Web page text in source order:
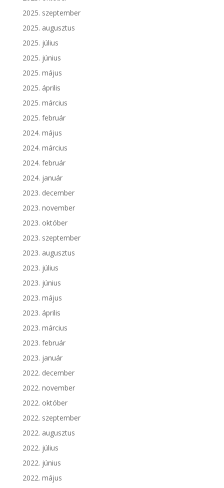
2025. szeptember
2025. augusztus
2025. július
2025. június
2025. május
2025. április
2025. március
2025. február
2024. május
2024. március
2024. február
2024. január
2023. december
2023. november
2023. október
2023. szeptember
2023. augusztus
2023. július
2023. június
2023. május
2023. április
2023. március
2023. február
2023. január
2022. december
2022. november
2022. október
2022. szeptember
2022. augusztus
2022. július
2022. június
2022. május